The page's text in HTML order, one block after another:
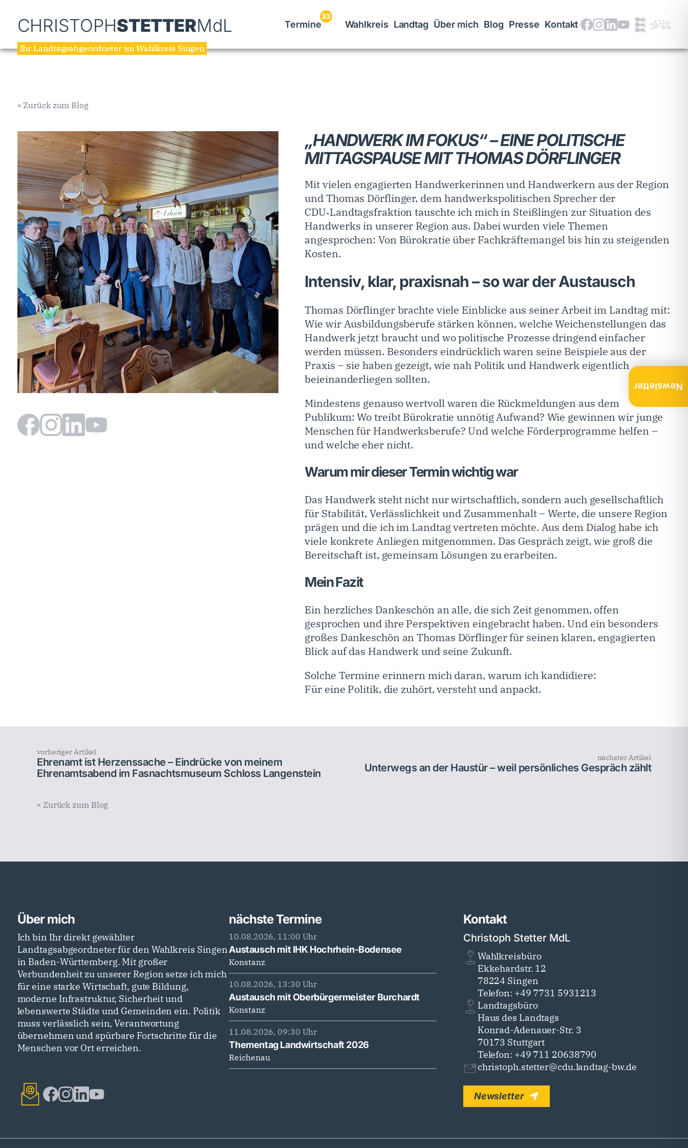
CHRISTOPHSTETTERMdL
Ihr Landtagsabgeordneter im Wahlkreis Singen
Termine
33
Wahlkreis Landtag Über mich Blog Presse Kontakt
Newsletter
« Zurück zum Blog
„HANDWERK IM FOKUS“ – EINE POLITISCHE
MITTAGSPAUSE MIT THOMAS DÖRFLINGER
Mit vielen engagierten Handwerkerinnen und Handwerkern aus der Region
und Thomas Dörflinger, dem handwerkspolitischen Sprecher der
CDU‑Landtagsfraktion tauschte ich mich in Steißlingen zur Situation des
Handwerks in unserer Region aus. Dabei wurden viele Themen
angesprochen: Von Bürokratie über Fachkräftemangel bis hin zu steigenden
Kosten.
Intensiv, klar, praxisnah – so war der Austausch
Thomas Dörflinger brachte viele Einblicke aus seiner Arbeit im Landtag mit:
Wie wir Ausbildungsberufe stärken können, welche Weichenstellungen das
Handwerk jetzt braucht und wo politische Prozesse dringend einfacher
werden müssen. Besonders eindrücklich waren seine Beispiele aus der
Praxis – sie haben gezeigt, wie nah Politik und Handwerk eigentlich
beieinanderliegen sollten.
Mindestens genauso wertvoll waren die Rückmeldungen aus dem
Publikum: Wo treibt Bürokratie unnötig Aufwand? Wie gewinnen wir junge
Menschen für Handwerksberufe? Und welche Förderprogramme helfen –
und welche eher nicht.
Warum mir dieser Termin wichtig war
Das Handwerk steht nicht nur wirtschaftlich, sondern auch gesellschaftlich
für Stabilität, Verlässlichkeit und Zusammenhalt – Werte, die unsere Region
prägen und die ich im Landtag vertreten möchte. Aus dem Dialog habe ich
viele konkrete Anliegen mitgenommen. Das Gespräch zeigt, wie groß die
Bereitschaft ist, gemeinsam Lösungen zu erarbeiten.
Mein Fazit
Ein herzliches Dankeschön an alle, die sich Zeit genommen, offen
gesprochen und ihre Perspektiven eingebracht haben. Und ein besonders
großes Dankeschön an Thomas Dörflinger für seinen klaren, engagierten
Blick auf das Handwerk und seine Zukunft.
Solche Termine erinnern mich daran, warum ich kandidiere:
Für eine Politik, die zuhört, versteht und anpackt.
vorheriger Artikel
Ehrenamt ist Herzenssache – Eindrücke von meinem
Ehrenamtsabend im Fasnachtsmuseum Schloss Langenstein
nächster Artikel
Unterwegs an der Haustür – weil persönliches Gespräch zählt
« Zurück zum Blog
Über mich
Ich bin Ihr direkt gewählter
Landtagsabgeordneter für den Wahlkreis Singen
in Baden-Württemberg. Mit großer
Verbundenheit zu unserer Region setze ich mich
für eine starke Wirtschaft, gute Bildung,
moderne Infrastruktur, Sicherheit und
lebenswerte Städte und Gemeinden ein. Politik
muss verlässlich sein, Verantwortung
übernehmen und spürbare Fortschritte für die
Menschen vor Ort erreichen.
nächste Termine
10.08.2026, 11:00 Uhr
Austausch mit IHK Hochrhein-Bodensee
Konstanz
10.08.2026, 13:30 Uhr
Austausch mit Oberbürgermeister Burchardt
Konstanz
11.08.2026, 09:30 Uhr
Thementag Landwirtschaft 2026
Reichenau
Kontakt
Christoph Stetter MdL
Wahlkreisbüro
Ekkehardstr. 12
78224 Singen
Telefon: +49 7731 5931213
Landtagsbüro
Haus des Landtags
Konrad-Adenauer-Str. 3
70173 Stuttgart
Telefon: +49 711 20638790
christoph.stetter@cdu.landtag-bw.de
Newsletter